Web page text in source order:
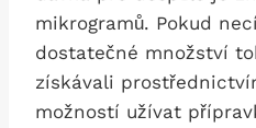
mikrogramů. Pokud
dostatečné množství
získávali
možností užívat